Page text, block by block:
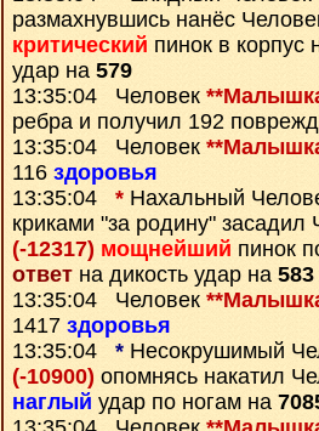
размахнувшись нанёс
критический пинок в корпус
удар на 579
13:35:04 Человек
ребра и получил 192
13:35:04 Человек
116 здоровья
13:35:04 * Нахальный
криками "за родину" засадил
(-12317) мощнейший пинок
ответ на дикость удар на 583
13:35:04 Человек
1417 здоровья
13:35:04 * Несокрушимый
(-10900) опомнясь накатил
наглый удар по ногам на